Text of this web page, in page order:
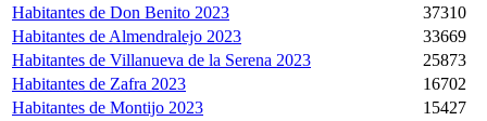
Habitantes de Don Benito 2023
37310
Habitantes de Almendralejo 2023
33669
Habitantes de Villanueva de la Serena 2023
25873
Habitantes de Zafra 2023
16702
Habitantes de Montijo 2023
15427